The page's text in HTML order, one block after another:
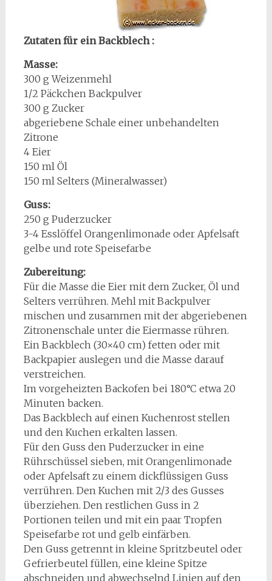
Zutaten für ein Backblech :
Masse:
300 g Weizenmehl
1/2 Päckchen Backpulver
300 g Zucker
abgeriebene Schale einer unbehandelten
Zitrone
4 Eier
150 ml Öl
150 ml Selters (Mineralwasser)
Guss:
250 g Puderzucker
3-4 Esslöffel Orangenlimonade oder Apfelsaft
gelbe und rote Speisefarbe
Zubereitung:
Für die Masse die Eier mit dem Zucker, Öl und
Selters verrühren. Mehl mit Backpulver
mischen und zusammen mit der abgeriebenen
Zitronenschale unter die Eiermasse rühren.
Ein Backblech (30×40 cm) fetten oder mit
Backpapier auslegen und die Masse darauf
verstreichen.
Im vorgeheizten Backofen bei 180°C etwa 20
Minuten backen.
Das Backblech auf einen Kuchenrost stellen
und den Kuchen erkalten lassen.
Für den Guss den Puderzucker in eine
Rührschüssel sieben, mit Orangenlimonade
oder Apfelsaft zu einem dickflüssigen Guss
verrühren. Den Kuchen mit 2/3 des Gusses
überziehen. Den restlichen Guss in 2
Portionen teilen und mit ein paar Tropfen
Speisefarbe rot und gelb einfärben.
Den Guss getrennt in kleine Spritzbeutel oder
Gefrierbeutel füllen, eine kleine Spitze
abschneiden und abwechselnd Linien auf den